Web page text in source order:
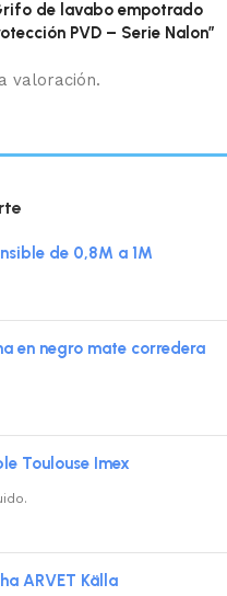
de lavabo empotrado
PVD – Serie Nalon”
valoración.
de 0,8M a 1M
en negro mate corredera
Toulouse Imex
ARVET Källa